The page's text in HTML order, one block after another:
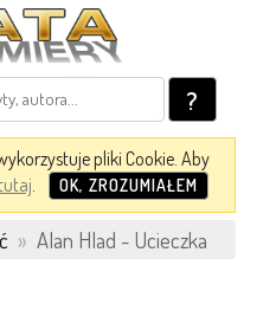
?
pliki Cookie. Aby
. OK, ZROZUMIAŁEM
» Alan Hlad - Ucieczka